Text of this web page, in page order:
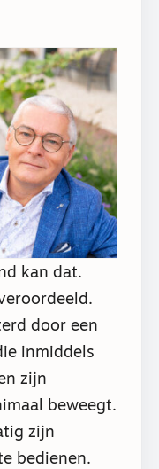
kan dat.
door een
inmiddels
zijn
beweegt.
zijn
bedienen.